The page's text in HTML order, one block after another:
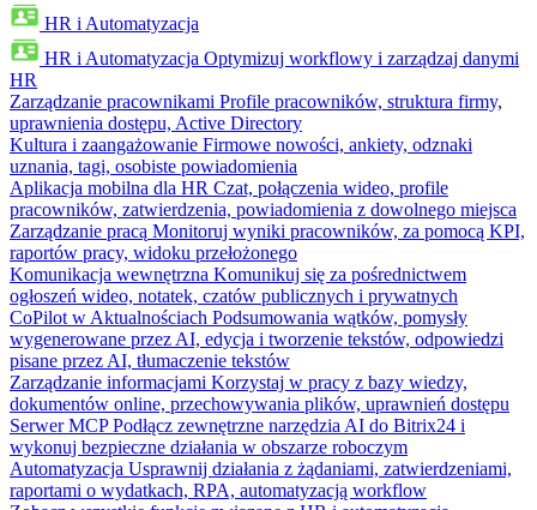
HR i Automatyzacja
HR i Automatyzacja Optymizuj workflowy i zarządzaj danymi
HR
Zarządzanie pracownikami Profile pracowników, struktura firmy,
uprawnienia dostępu, Active Directory
Kultura i zaangażowanie Firmowe nowości, ankiety, odznaki
uznania, tagi, osobiste powiadomienia
Aplikacja mobilna dla HR Czat, połączenia wideo, profile
pracowników, zatwierdzenia, powiadomienia z dowolnego miejsca
Zarządzanie pracą Monitoruj wyniki pracowników, za pomocą KPI,
raportów pracy, widoku przełożonego
Komunikacja wewnętrzna Komunikuj się za pośrednictwem
ogłoszeń wideo, notatek, czatów publicznych i prywatnych
CoPilot w Aktualnościach Podsumowania wątków, pomysły
wygenerowane przez AI, edycja i tworzenie tekstów, odpowiedzi
pisane przez AI, tłumaczenie tekstów
Zarządzanie informacjami Korzystaj w pracy z bazy wiedzy,
dokumentów online, przechowywania plików, uprawnień dostępu
Serwer MCP Podłącz zewnętrzne narzędzia AI do Bitrix24 i
wykonuj bezpieczne działania w obszarze roboczym
Automatyzacja Usprawnij działania z żądaniami, zatwierdzeniami,
raportami o wydatkach, RPA, automatyzacją workflow